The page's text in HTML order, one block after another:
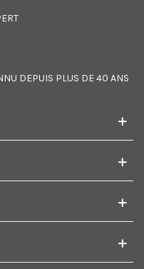
DEPUIS PLUS DE 40 ANS